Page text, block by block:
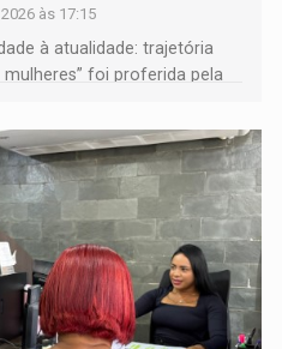
às 17:15
à atualidade: trajetória
foi proferida pela